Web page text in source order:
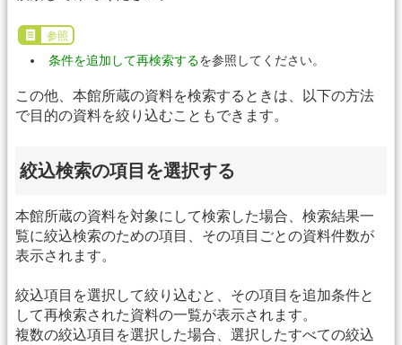
参照
条件を追加して再検索するを参照してください。
この他、本館所蔵の資料を検索するときは、以下の方法
で目的の資料を絞り込むこともできます。
絞込検索の項目を選択する
本館所蔵の資料を対象にして検索した場合、検索結果一
覧に絞込検索のための項目、その項目ごとの資料件数が
表示されます。
絞込項目を選択して絞り込むと、その項目を追加条件と
して再検索された資料の一覧が表示されます。
複数の絞込項目を選択した場合、選択したすべての絞込